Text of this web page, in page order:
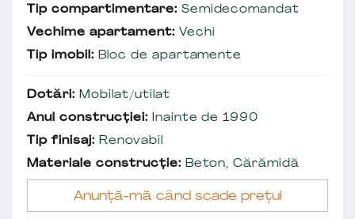
Tip compartimentare: Semidecomandat
Vechime apartament: Vechi
Tip imobil: Bloc de apartamente
Dotări: Mobilat/utilat
Anul construcției: Inainte de 1990
Tip finisaj: Renovabil
Materiale construcție: Beton, Cărămidă
Anunță-mă când scade prețul